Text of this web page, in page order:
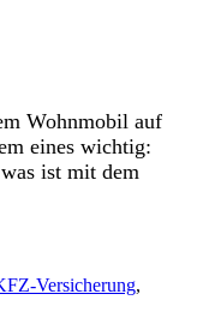
Wohnmobil auf
eines wichtig:
ist mit dem
Versicherung,